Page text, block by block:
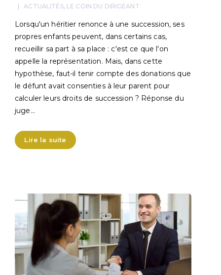
ACTUALITÉS, LE COIN DU DIRIGEANT
Lorsqu'un héritier renonce à une succession, ses
propres enfants peuvent, dans certains cas,
recueillir sa part à sa place : c'est ce que l'on
appelle la représentation. Mais, dans cette
hypothèse, faut-il tenir compte des donations que
le défunt avait consenties à leur parent pour
calculer leurs droits de succession ? Réponse du
juge…
Lire la suite